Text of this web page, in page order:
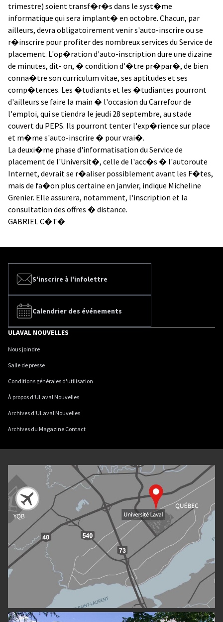
trimestre) soient transf�r�s dans le syst�me
informatique qui sera implant� en octobre. Chacun, par
ailleurs, devra obligatoirement venir s'auto-inscrire ou se
r�inscrire pour profiter des nombreux services du Service de
placement. L'op�ration d'auto-inscription dure une dizaine
de minutes, dit- on, � condition d'�tre pr�par�, de bien
conna�tre son curriculum vitae, ses aptitudes et ses
comp�tences. Les �tudiants et les �tudiantes pourront
d'ailleurs se faire la main � l'occasion du Carrefour de
l'emploi, qui se tiendra le jeudi 28 septembre, au stade
couvert du PEPS. Ils pourront tenter l'exp�rience sur place
et m�me s'auto-inscrire � pour vrai�.
La deuxi�me phase d'informatisation du Service de
placement de l'Universit�, celle de l'acc�s � l'autoroute
Internet, devrait se r�aliser possiblement avant les F�tes,
mais de fa�on plus certaine en janvier, indique Micheline
Grenier. Elle assurera, notamment, l'inscription et la
consultation des offres � distance.
GABRIEL C�T�
S'inscrire à l'infolettre
Calendrier des événements
ULAVAL NOUVELLES
Nous joindre
Salle de presse
Conditions générales d'utilisation
À propos d'ULaval Nouvelles
Archives d'ULaval Nouvelles
Archives du Magazine Contact